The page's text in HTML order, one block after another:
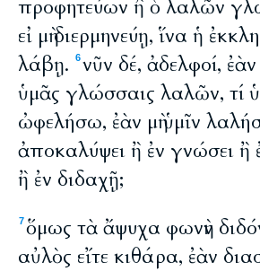
προφητεύων ἢ ὁ λαλῶν
εἰ μὴ διερμηνεύῃ, ἵνα ἡ
λάβῃ.
6νῦν δέ, ἀδελφοί,
ὑμᾶς γλώσσαις λαλῶν, τί
ὠφελήσω, ἐὰν μὴ ὑμῖν
ἀποκαλύψει ἢ ἐν γνώσει ἢ
ἢ ἐν διδαχῇ;
7ὅμως τὰ ἄψυχα φωνὴν
αὐλὸς εἴτε κιθάρα, ἐὰν